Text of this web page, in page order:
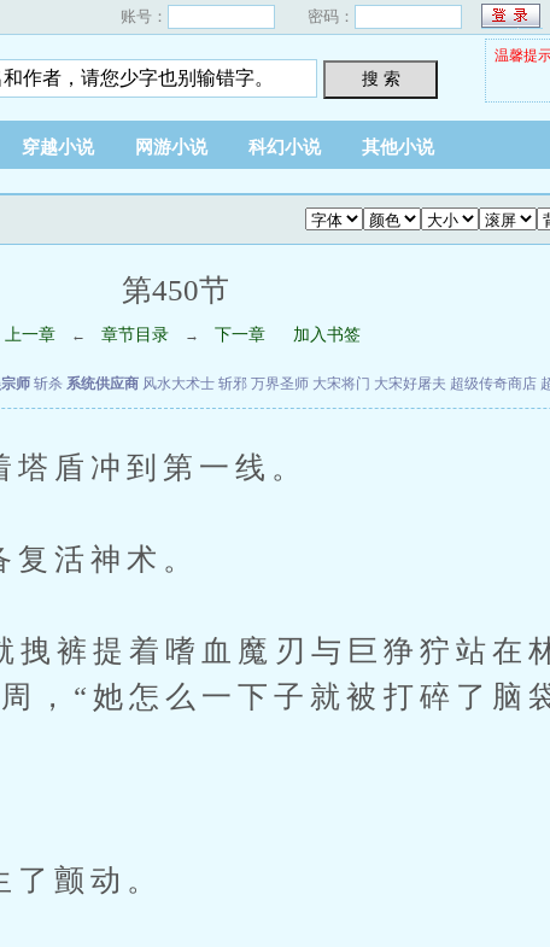
账号： 密码：
搜 索
温馨提
穿越小说 网游小说 科幻小说 其他小说
第450节
上一章 ← 章节目录 → 下一章 加入书签
师 斩杀 系统供应商 风水大术士 斩邪 万界圣师 大宋将门 大宋好屠夫 超级传奇商店
盾冲到第一线。
活神术。
裤提着嗜血魔刃与巨狰狞站在
，“她怎么一下子就被打碎了脑
颤动。